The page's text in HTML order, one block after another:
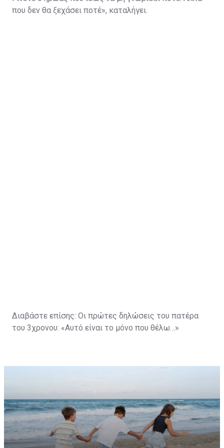
που δεν θα ξεχάσει ποτέ», καταλήγει.
Διαβάστε επίσης: Οι πρώτες δηλώσεις του πατέρα
του 3χρονου: «Αυτό είναι το μόνο που θέλω…»